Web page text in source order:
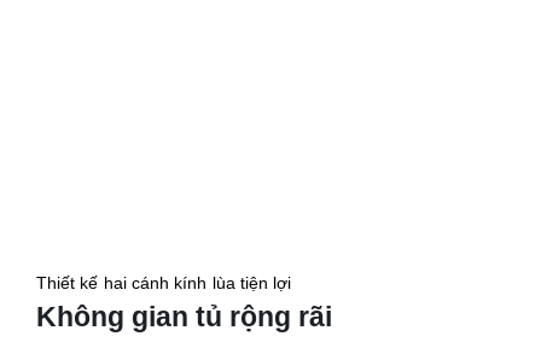
Thiết kế hai cánh kính lùa tiện lợi
Không gian tủ rộng rãi